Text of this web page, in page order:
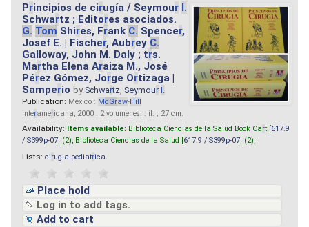
Principios de cirugía / Seymour I.
Schwartz ; Editores asociados.
G. Tom Shires, Frank C. Spencer,
Josef E. | Fischer, Aubrey C.
Galloway, John M. Daly ; trs.
Martha Elena Araiza M., José
Pérez Gómez, Jorge Ortizaga |
Samperio by Schwartz, Seymour I.
Publication: México : McGraw-Hill
Interamericana, 2000 . 2 volumenes. : il. ; 27 cm.
Availability: Items available: Biblioteca Ciencias de la Salud Book Cart [ 617.9
/ S399p-07 ] (2), Biblioteca Ciencias de la Salud [ 617.9 / S399p-07 ] (2),
Lists: cirugia pediatrica
Place hold
Log in to add tags.
Add to cart